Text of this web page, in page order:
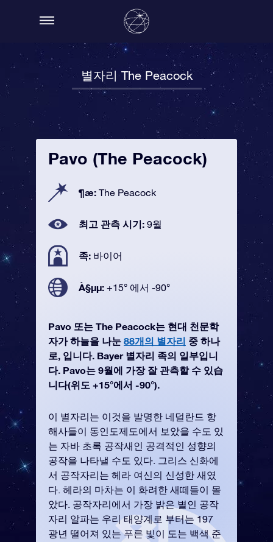
별자리 The Peacock
Pavo (The Peacock)
¶æ: The Peacock
최고 관측 시기: 9월
족: 바이어
À§µµ: +15° 에서 -90°
Pavo 또는 The Peacock는 현대 천문학
자가 하늘을 나눈 88개의 별자리 중 하나
로, 입니다. Bayer 별자리 족의 일부입니
다. Pavo는 9월에 가장 잘 관측할 수 있습
니다(위도 +15°에서 -90°).
이 별자리는 이것을 발명한 네덜란드 항
해사들이 동인도제도에서 보았을 수도 있
는 자바 초록 공작새인 공격적인 성향의
공작을 나타낼 수도 있다. 그리스 신화에
서 공작자리는 헤라 여신의 신성한 새였
다. 헤라의 마차는 이 화려한 새떼들이 몰
았다. 공작자리에서 가장 밝은 별인 공작
자리 알파는 우리 태양계로 부터는 197
광년 떨어져 있는 푸른 빛이 도는 백색 준